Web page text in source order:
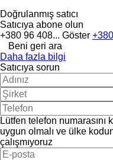
Doğrulanmış satıcı
Satıcıya abone olun
+380 96 408... Göster
Beni geri ara
Daha fazla bilgi
Satıcıya sorun
Lütfen telefon
uygun olmalı ve ülke
çalışmıyoruz